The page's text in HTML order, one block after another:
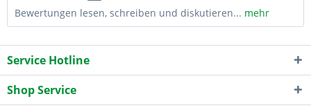
Bewertungen lesen, schreiben und diskutieren... mehr
Service Hotline
Shop Service